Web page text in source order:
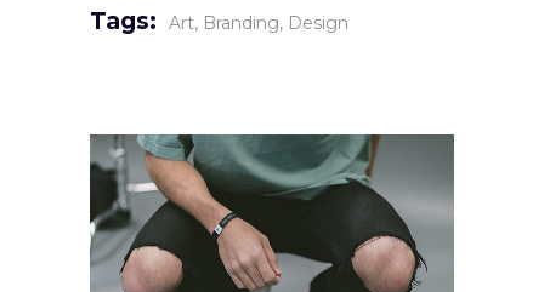
Tags: Art Branding Design